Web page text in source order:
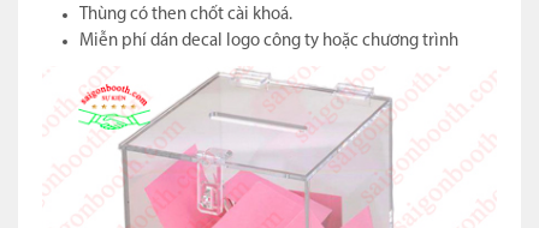
Thùng có then chốt cài khoá.
Miễn phí dán decal logo công ty hoặc chương trình